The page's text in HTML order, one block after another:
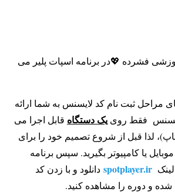
فشرده 💖در برنامه اسپات پلیر می
مراحل ثبت نام کد لایسنس به شما ارائه
فقط روی یک دستگاه قابل اجرا می
لذا قبل از شروع تصمیم خود را برای
یا کامپیوتر بگیرید. سپس برنامه
spotplayer.ir دانلود و با زدن کد
شده و دوره را مشاهده کنید.